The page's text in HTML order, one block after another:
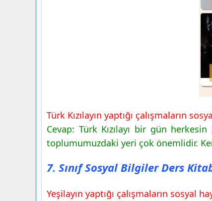
Türk Kızılayın yaptığı çalışmaların
Cevap: Türk Kızılayı bir gün
toplumumuzdaki yeri çok önemlidir.
7. Sınıf Sosyal Bilgiler Ders
Yeşilayın yaptığı çalışmaların sosyal